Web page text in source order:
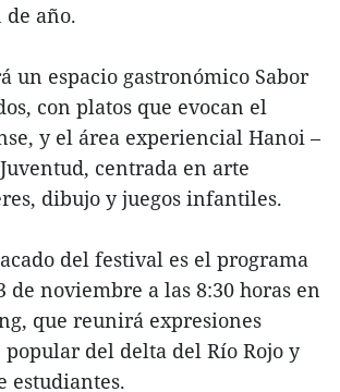
año.
un espacio gastronómico Sabor
con platos que evocan el
y el área experiencial Hanoi –
centrada en arte
dibujo y juegos infantiles.
del festival es el programa
de noviembre a las 8:30 horas en
que reunirá expresiones
del delta del Río Rojo y
estudiantes.